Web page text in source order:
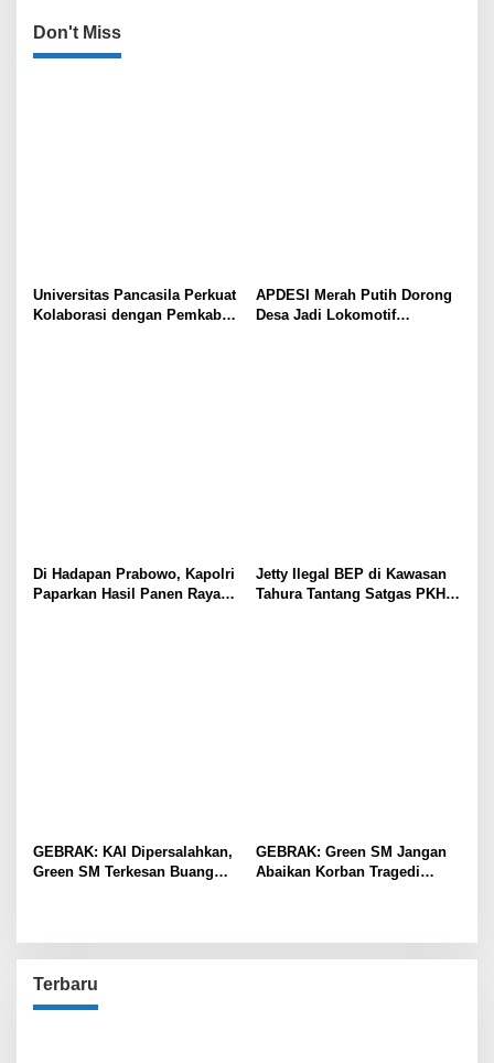
Don't Miss
Universitas Pancasila Perkuat
Kolaborasi dengan Pemkab
APDESI Merah Putih Dorong
Desa Jadi Lokomotif
Di Hadapan Prabowo, Kapolri
Paparkan Hasil Panen Raya
Jetty Ilegal BEP di Kawasan
Tahura Tantang Satgas PKH,
GEBRAK: KAI Dipersalahkan,
Green SM Terkesan Buang
GEBRAK: Green SM Jangan
Abaikan Korban Tragedi
Terbaru